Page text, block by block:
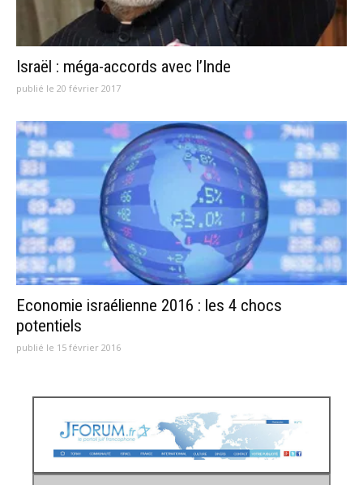
Israël : méga-accords avec l’Inde
publié le 20 février 2017
Economie israélienne 2016 : les 4 chocs
potentiels
publié le 15 février 2016